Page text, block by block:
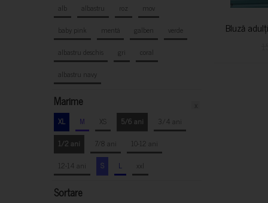
alb
albastru roz
mov
baby pink
mentă galben
verde
albastru deschis
gri
coral
albastru navy
Marime
XL M XS 5/6 ani
3/4 ani
1/2 ani
7/8 ani
10-12 ani
12-14 ani
S L xxl
Sortare
Bluză